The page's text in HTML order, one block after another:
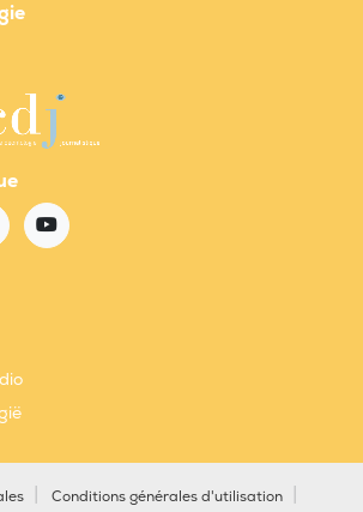
Conditions générales d'utilisation